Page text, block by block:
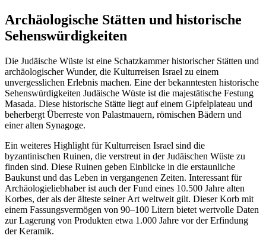
Archäologische Stätten und historische
Sehenswürdigkeiten
Die Judäische Wüste ist eine Schatzkammer historischer Stätten und
archäologischer Wunder, die Kulturreisen Israel zu einem
unvergesslichen Erlebnis machen. Eine der bekanntesten historische
Sehenswürdigkeiten Judäische Wüste ist die majestätische Festung
Masada. Diese historische Stätte liegt auf einem Gipfelplateau und
beherbergt Überreste von Palastmauern, römischen Bädern und
einer alten Synagoge.
Ein weiteres Highlight für Kulturreisen Israel sind die
byzantinischen Ruinen, die verstreut in der Judäischen Wüste zu
finden sind. Diese Ruinen geben Einblicke in die erstaunliche
Baukunst und das Leben in vergangenen Zeiten. Interessant für
Archäologieliebhaber ist auch der Fund eines 10.500 Jahre alten
Korbes, der als der älteste seiner Art weltweit gilt. Dieser Korb mit
einem Fassungsvermögen von 90–100 Litern bietet wertvolle Daten
zur Lagerung von Produkten etwa 1.000 Jahre vor der Erfindung
der Keramik.